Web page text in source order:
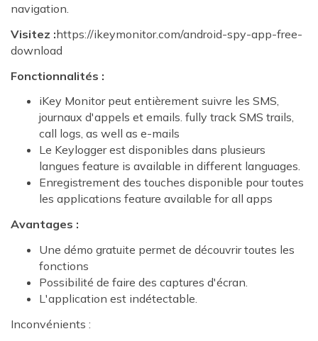
navigation.
Visitez :https://ikeymonitor.com/android-spy-app-free-
download
Fonctionnalités :
iKey Monitor peut entièrement suivre les SMS,
journaux d'appels et emails. fully track SMS trails,
call logs, as well as e-mails
Le Keylogger est disponibles dans plusieurs
langues feature is available in different languages.
Enregistrement des touches disponible pour toutes
les applications feature available for all apps
Avantages :
Une démo gratuite permet de découvrir toutes les
fonctions
Possibilité de faire des captures d'écran.
L'application est indétectable.
Inconvénients :